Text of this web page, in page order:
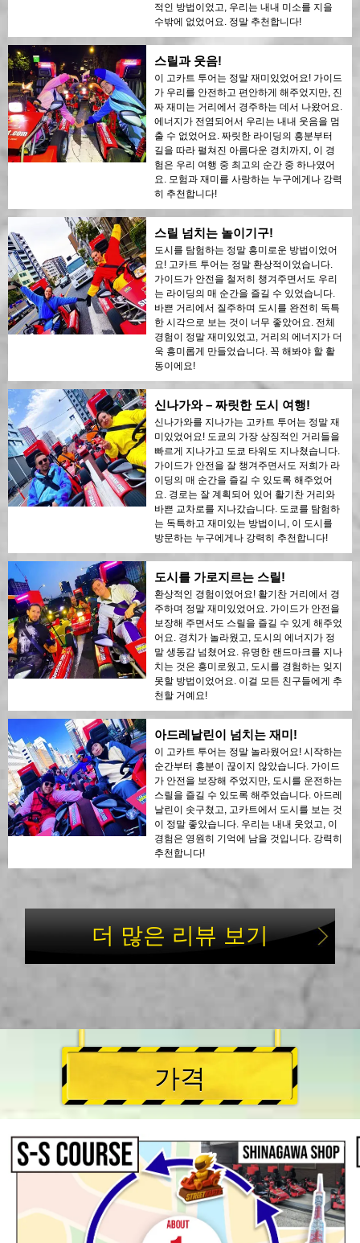
적인 방법이었고, 우리는 내내 미소를 지을
수밖에 없었어요. 정말 추천합니다!
스릴과 웃음!
이 고카트 투어는 정말 재미있었어요! 가이드
가 우리를 안전하고 편안하게 해주었지만, 진
짜 재미는 거리에서 경주하는 데서 나왔어요.
에너지가 전염되어서 우리는 내내 웃음을 멈
출 수 없었어요. 짜릿한 라이딩의 흥분부터
길을 따라 펼쳐진 아름다운 경치까지, 이 경
험은 우리 여행 중 최고의 순간 중 하나였어
요. 모험과 재미를 사랑하는 누구에게나 강력
히 추천합니다!
스릴 넘치는 놀이기구!
도시를 탐험하는 정말 흥미로운 방법이었어
요! 고카트 투어는 정말 환상적이었습니다.
가이드가 안전을 철저히 챙겨주면서도 우리
는 라이딩의 매 순간을 즐길 수 있었습니다.
바쁜 거리에서 질주하며 도시를 완전히 독특
한 시각으로 보는 것이 너무 좋았어요. 전체
경험이 정말 재미있었고, 거리의 에너지가 더
욱 흥미롭게 만들었습니다. 꼭 해봐야 할 활
동이에요!
신나가와 – 짜릿한 도시 여행!
신나가와를 지나가는 고카트 투어는 정말 재
미있었어요! 도쿄의 가장 상징적인 거리들을
빠르게 지나가고 도쿄 타워도 지나쳤습니다.
가이드가 안전을 잘 챙겨주면서도 저희가 라
이딩의 매 순간을 즐길 수 있도록 해주었어
요. 경로는 잘 계획되어 있어 활기찬 거리와
바쁜 교차로를 지나갔습니다. 도쿄를 탐험하
는 독특하고 재미있는 방법이니, 이 도시를
방문하는 누구에게나 강력히 추천합니다!
도시를 가로지르는 스릴!
환상적인 경험이었어요! 활기찬 거리에서 경
주하며 정말 재미있었어요. 가이드가 안전을
보장해 주면서도 스릴을 즐길 수 있게 해주었
어요. 경치가 놀라웠고, 도시의 에너지가 정
말 생동감 넘쳤어요. 유명한 랜드마크를 지나
치는 것은 흥미로웠고, 도시를 경험하는 잊지
못할 방법이었어요. 이걸 모든 친구들에게 추
천할 거예요!
아드레날린이 넘치는 재미!
이 고카트 투어는 정말 놀라웠어요! 시작하는
순간부터 흥분이 끊이지 않았습니다. 가이드
가 안전을 보장해 주었지만, 도시를 운전하는
스릴을 즐길 수 있도록 해주었습니다. 아드레
날린이 솟구쳤고, 고카트에서 도시를 보는 것
이 정말 좋았습니다. 우리는 내내 웃었고, 이
경험은 영원히 기억에 남을 것입니다. 강력히
추천합니다!
더 많은 리뷰 보기
가격